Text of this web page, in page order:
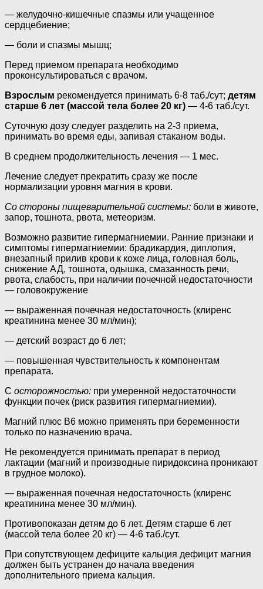
— желудочно-кишечные спазмы или учащенное
сердцебиение;
— боли и спазмы мышц;
Перед приемом препарата необходимо
проконсультироваться с врачом.
Взрослым рекомендуется принимать 6-8 таб./сут; детям
старше 6 лет (массой тела более 20 кг) — 4-6 таб./сут.
Суточную дозу следует разделить на 2-3 приема,
принимать во время еды, запивая стаканом воды.
В среднем продолжительность лечения — 1 мес.
Лечение следует прекратить сразу же после
нормализации уровня магния в крови.
Со стороны пищеварительной системы: боли в животе,
запор, тошнота, рвота, метеоризм.
Возможно развитие гипермагниемии. Ранние признаки и
симптомы гипермагниемии: брадикардия, диплопия,
внезапный прилив крови к коже лица, головная боль,
снижение АД, тошнота, одышка, смазанность речи,
рвота, слабость, при наличии почечной недостаточности
— головокружение
— выраженная почечная недостаточность (клиренс
креатинина менее 30 мл/мин);
— детский возраст до 6 лет;
— повышенная чувствительность к компонентам
препарата.
С осторожностью: при умеренной недостаточности
функции почек (риск развития гипермагниемии).
Магний плюс В6 можно применять при беременности
только по назначению врача.
Не рекомендуется принимать препарат в период
лактации (магний и производные пиридоксина проникают
в грудное молоко).
— выраженная почечная недостаточность (клиренс
креатинина менее 30 мл/мин).
Противопоказан детям до 6 лет. Детям старше 6 лет
(массой тела более 20 кг) — 4-6 таб./сут.
При сопутствующем дефиците кальция дефицит магния
должен быть устранен до начала введения
дополнительного приема кальция.